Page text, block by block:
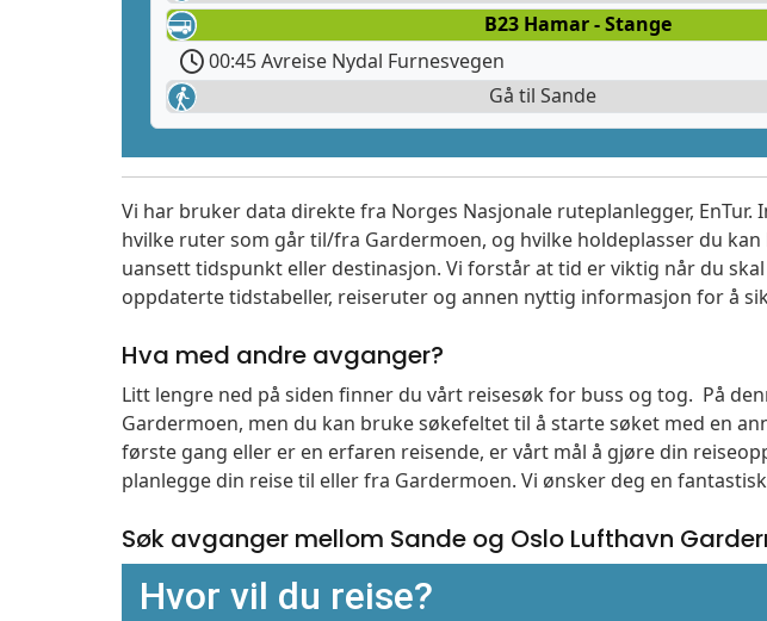
B23 Hamar - Stange
00:45 Avreise Nydal Furnesvegen
Gå til Sande
Vi har bruker data direkte fra Norges Nasjonale ruteplanlegger,
hvilke ruter som går til/fra Gardermoen, og hvilke holdeplasser du
uansett tidspunkt eller destinasjon. Vi forstår at tid er viktig når du
oppdaterte tidstabeller, reiseruter og annen nyttig informasjon for å
Hva med andre avganger?
Litt lengre ned på siden finner du vårt reisesøk for buss og tog. På
Gardermoen, men du kan bruke søkefeltet til å starte søket med en
første gang eller er en erfaren reisende, er vårt mål å gjøre din
planlegge din reise til eller fra Gardermoen. Vi ønsker deg en
Søk avganger mellom Sande og Oslo Lufthavn
Hvor vil du reise?